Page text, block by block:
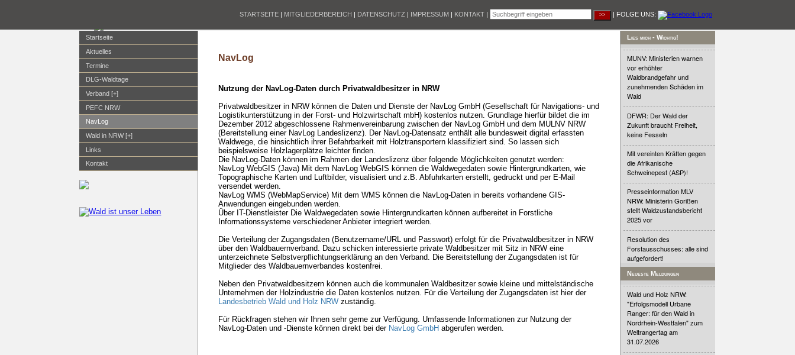
STARTSEITE | MITGLIEDERBEREICH | DATENSCHUTZ | IMPRESSUM | KONTAKT | | FOLGE UNS:
Startseite
Aktuelles
Termine
DLG-Waldtage
Verband [+]
PEFC NRW
NavLog
Wald in NRW [+]
Links
Kontakt
NavLog
Nutzung der NavLog-Daten durch Privatwaldbesitzer in NRW
Privatwaldbesitzer in NRW können die Daten und Dienste der NavLog GmbH (Gesellschaft für Navigations- und
Logistikunterstützung in der Forst- und Holzwirtschaft mbH) kostenlos nutzen. Grundlage hierfür bildet die im
Dezember 2012 abgeschlossene Rahmenvereinbarung zwischen der NavLog GmbH und dem MULNV NRW
(Bereitstellung einer NavLog Landeslizenz). Der NavLog-Datensatz enthält alle bundesweit digital erfassten
Waldwege, die hinsichtlich ihrer Befahrbarkeit mit Holztransportern klassifiziert sind. So lassen sich
beispielsweise Holzlagerplätze leichter finden.
Die NavLog-Daten können im Rahmen der Landeslizenz über folgende Möglichkeiten genutzt werden:
NavLog WebGIS (Java) Mit dem NavLog WebGIS können die Waldwegedaten sowie Hintergrundkarten, wie
Topographische Karten und Luftbilder, visualisiert und z.B. Abfuhrkarten erstellt, gedruckt und per E-Mail
versendet werden.
NavLog WMS (WebMapService) Mit dem WMS können die NavLog-Daten in bereits vorhandene GIS-
Anwendungen eingebunden werden.
Über IT-Dienstleister Die Waldwegedaten sowie Hintergrundkarten können aufbereitet in Forstliche
Informationssysteme verschiedener Anbieter integriert werden.
Die Verteilung der Zugangsdaten (Benutzername/URL und Passwort) erfolgt für die Privatwaldbesitzer in NRW
über den Waldbauernverband. Dazu schicken interessierte private Waldbesitzer mit Sitz in NRW eine
unterzeichnete Selbstverpflichtungserklärung an den Verband. Die Bereitstellung der Zugangsdaten ist für
Mitglieder des Waldbauernverbandes kostenfrei.
Neben den Privatwaldbesitzern können auch die kommunalen Waldbesitzer sowie kleine und mittelständische
Unternehmen der Holzindustrie die Daten kostenlos nutzen. Für die Verteilung der Zugangsdaten ist hier der
Landesbetrieb Wald und Holz NRWzuständig.
Für Rückfragen stehen wir Ihnen sehr gerne zur Verfügung. Umfassende Informationen zur Nutzung der
NavLog-Daten und -Dienste können direkt bei der NavLog GmbHabgerufen werden.
Lies mich - Wichtig!
MUNV: Ministerien warnen
vor erhöhter
Waldbrandgefahr und
zunehmenden Schäden im
Wald
DFWR: Der Wald der
Zukunft braucht Freiheit,
keine Fesseln
Mit vereinten Kräften gegen
die Afrikanische
Schweinepest (ASP)!
Presseinformation MLV
NRW: Ministerin Gorißen
stellt Waldzustandsbericht
2025 vor
Resolution des
Forstausschusses: alle sind
aufgefordert!
Neueste Meldungen
Wald und Holz NRW:
"Erfolgsmodell Urbane
Ranger: für den Wald in
Nordrhein-Westfalen" zum
Weltrangertag am
31.07.2026